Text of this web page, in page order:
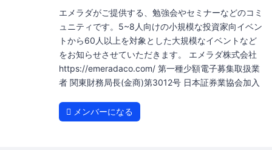
エメラダがご提供する、勉強会やセミナーなどのコミ
ュニティです。5~8人向けの小規模な投資家向イベン
トから60人以上を対象とした大規模なイベントなど
をお知らせさせていただきます。 エメラダ株式会社
https://emeradaco.com/ 第一種少額電子募集取扱業
者 関東財務局長(金商)第3012号 日本証券業協会加入
メンバーになる